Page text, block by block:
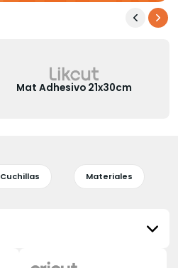
Mat Adhesivo 21x30cm
Cuchillas Materiales